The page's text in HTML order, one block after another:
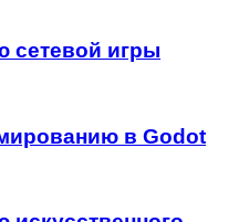
сетевой игры
в Godot